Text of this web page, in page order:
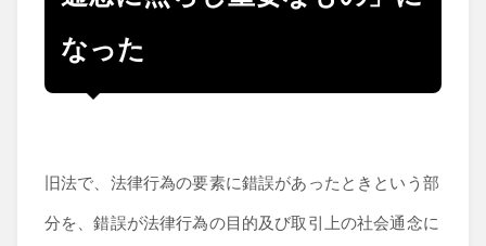
なった
旧法で、法律行為の要素に錯誤があったときという部
分を、錯誤が法律行為の目的及び取引上の社会通念に